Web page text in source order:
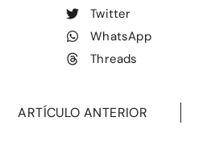
Twitter
WhatsApp
Threads
ARTÍCULO ANTERIOR